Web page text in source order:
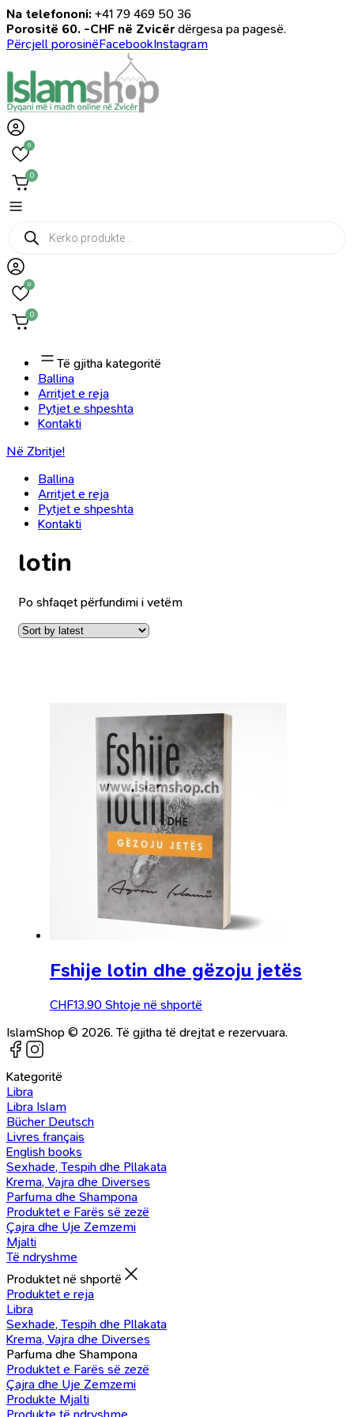
Na telefononi: +41 79 469 50 36
Porositë 60. -CHF në Zvicër dërgesa pa pagesë.
Përcjell porosinëFacebookInstagram
0
0
Products
search
0
0
Të gjitha kategoritë
Ballina
Arritjet e reja
Pytjet e shpeshta
Kontakti
Në Zbritje!
Ballina
Arritjet e reja
Pytjet e shpeshta
Kontakti
lotin
Po shfaqet përfundimi i vetëm
Fshije lotin dhe gëzoju jetës
CHF13.90 Shtoje në shportë
IslamShop © 2026. Të gjitha të drejtat e rezervuara.
Kategoritë
Libra
Libra Islam
Bücher Deutsch
Livres français
English books
Sexhade, Tespih dhe Pllakata
Krema, Vajra dhe Diverses
Parfuma dhe Shampona
Produktet e Farës së zezë
Çajra dhe Uje Zemzemi
Mjalti
Të ndryshme
Produktet në shportë
Produktet e reja
Libra
Sexhade, Tespih dhe Pllakata
Krema, Vajra dhe Diverses
Parfuma dhe Shampona
Produktet e Farës së zezë
Çajra dhe Uje Zemzemi
Produkte Mjalti
Produkte të ndryshme